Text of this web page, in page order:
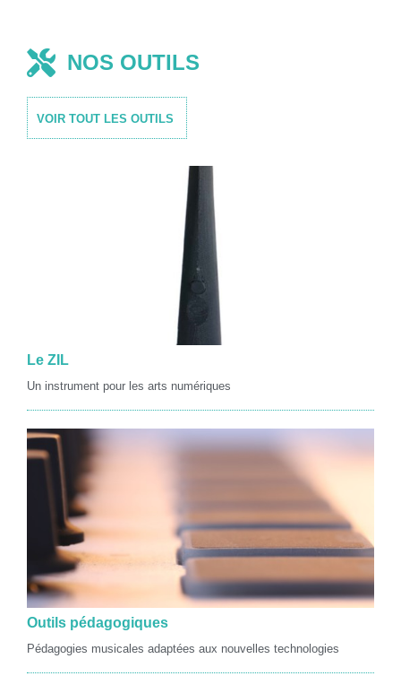
NOS OUTILS
VOIR TOUT LES OUTILS
Le ZIL
Un instrument pour les arts numériques
Outils pédagogiques
Pédagogies musicales adaptées aux nouvelles technologies